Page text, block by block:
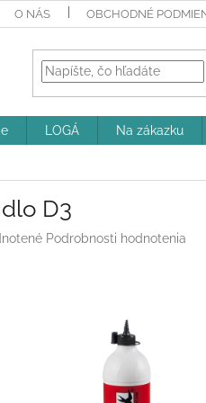
O NÁS OBCHODNÉ
LOGÁ Na zákazku
D3
Podrobnosti hodnotenia